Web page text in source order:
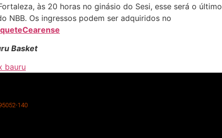
às 20 horas no ginásio do Sesi, esse será o último
NBB. Os ingressos podem ser adquiridos no
Basket
bauru
140